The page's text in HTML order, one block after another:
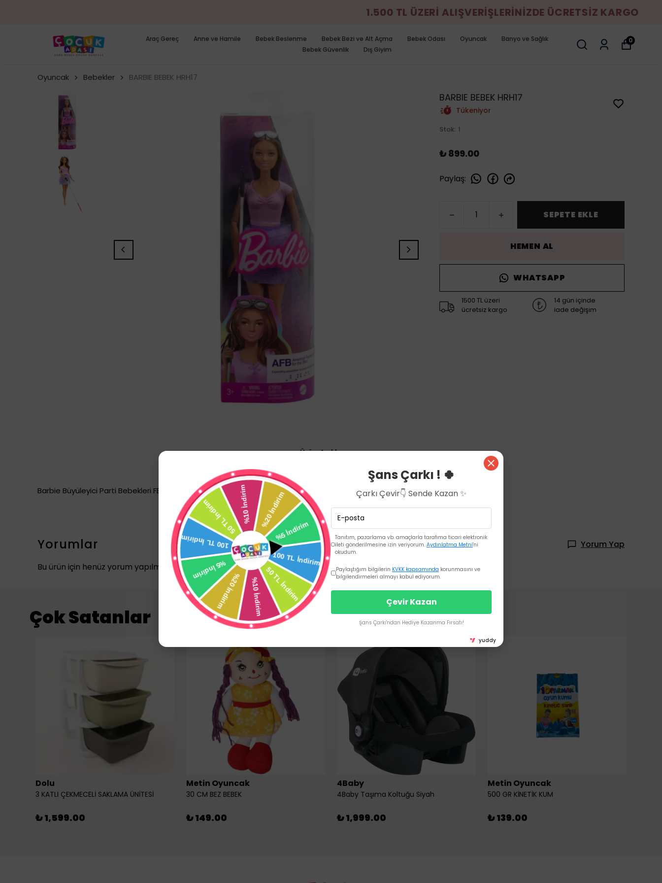
1.500 TL ÜZERİ ALIŞVERİŞLERİNİZDE ÜCRETSİZ KARGO
Araç Gereç Anne ve Hamile Bebek Beslenme Bebek Bezi ve Alt Açma Bebek Odası Oyuncak
Banyo ve Sağlık
Bebek Güvenlik
Dış Giyim
0
Oyuncak Bebekler BARBIE BEBEK HRH17
BARBIE BEBEK HRH17
Tükeniyor
Stok: 1
₺ 899.00
Paylaş:
SEPETE EKLE
HEMEN AL
WHATSAPP
1500 TL üzeri
ücretsiz kargo
14 gün içinde
iade değişim
Ürün Açıklaması
Barbie Büyüleyici Parti Bebekleri FBR37-HRH17
Yorumlar
Yorum Yap
Bu ürün için henüz yorum yapılmamış.
Çok Satanlar
Dolu
3 KATLI ÇEKMECELİ SAKLAMA ÜNİTESİ
₺ 1,599.00
Metin Oyuncak
30 CM BEZ BEBEK
₺ 149.00
4Baby
4Baby Taşıma Koltuğu Siyah
₺ 1,999.00
Metin Oyuncak
500 GR KİNETİK KUM
₺ 139.00
Şans Çarkı ! 🍀
Çarkı Çevir👇 Sende Kazan ✨
Tanıtım, pazarlama vb. amaçlarla tarafıma ticari elektronik
ileti gönderilmesine izin veriyorum. Aydınlatma Metni'ni
okudum.
Paylaştığım bilgilerin KVKK kapsamında korunmasını ve
bilgilendirmeleri almayı kabul ediyorum.
Çevir Kazan
Şans Çarkı'ndan Hediye Kazanma Fırsatı!
yuddy